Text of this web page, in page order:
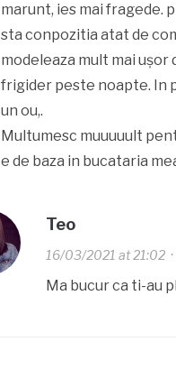
marunt, ies mai fragede.
sta conpozitia atat de
modeleaza mult mai ușor
frigider peste noapte. In
un ou,.
Multumesc muuuuult
e de baza in bucataria
Teo
16/03/2021 at 21:02·
Ma bucur ca ti-au